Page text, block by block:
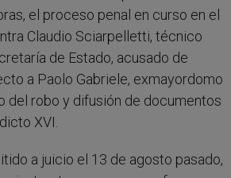
el proceso penal en curso en el
Claudio Sciarpelletti, técnico
de Estado, acusado de
a Paolo Gabriele, exmayordomo
del robo y difusión de documentos
XVI.
a juicio el 13 de agosto pasado,